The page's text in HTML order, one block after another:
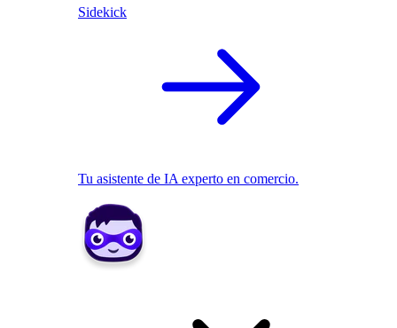
Sidekick
Tu asistente de IA experto en comercio.